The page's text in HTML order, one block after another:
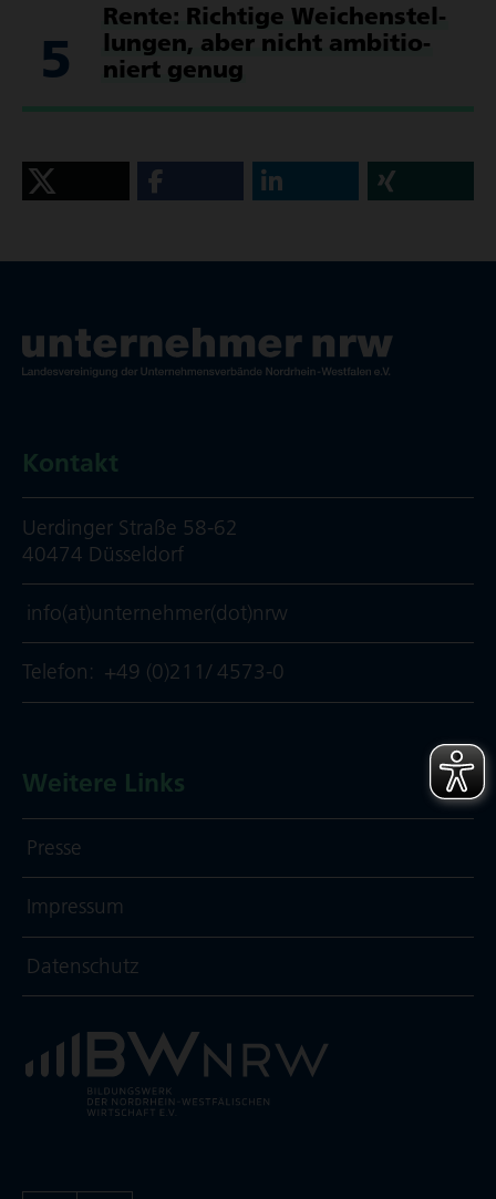
5
Rente: Richtige Weichen­stel­
lungen, aber nicht ambi­tio­
niert genug
Kontakt
Uerdinger Straße 58-62
40474 Düsseldorf
info(at)unternehmer(dot)nrw
Telefon: +49 (0)211/ 4573-0
Weitere Links
Presse
Impressum
Daten­schutz